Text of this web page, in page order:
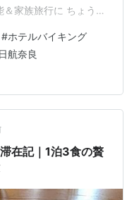
家族旅行に ちょうど
紹介します。 ホテル
すすめ理由 宿泊レビ
特徴とおすすめ理由
ル奈良 和蔵（ルートイ
…
#ホテルバイキング
航奈良
在記｜1泊3食の贅